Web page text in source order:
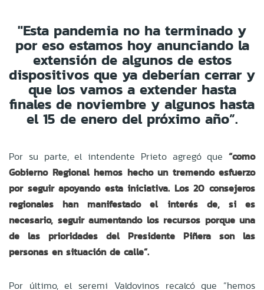
"Esta pandemia no ha terminado y
por eso estamos hoy anunciando la
extensión de algunos de estos
dispositivos que ya deberían cerrar y
que los vamos a extender hasta
finales de noviembre y algunos hasta
el 15 de enero del próximo año”.
Por su parte, el intendente Prieto agregó que “como
Gobierno Regional hemos hecho un tremendo esfuerzo
por seguir apoyando esta iniciativa. Los 20 consejeros
regionales han manifestado el interés de, si es
necesario, seguir aumentando los recursos porque una
de las prioridades del Presidente Piñera son las
personas en situación de calle”.
Por último, el seremi Valdovinos recalcó que “hemos